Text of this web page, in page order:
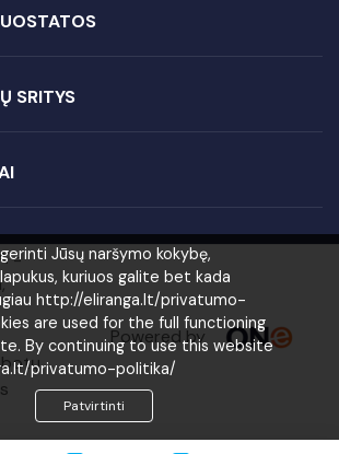
Jūsų naršymo kokybę,
kuriuos galite bet kada
http://eliranga.lt/privatumo-
are used for the full functioning
By continuing to use this website
privatumo-politika/
Patvirtinti
SRITYS
=
Powered by